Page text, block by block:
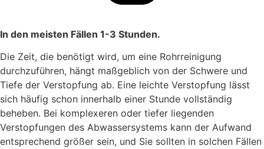
In den meisten Fällen 1-3 Stunden.
Die Zeit, die benötigt wird, um eine Rohrreinigung
durchzuführen, hängt maßgeblich von der Schwere und
Tiefe der Verstopfung ab. Eine leichte Verstopfung lässt
sich häufig schon innerhalb einer Stunde vollständig
beheben. Bei komplexeren oder tiefer liegenden
Verstopfungen des Abwassersystems kann der Aufwand
entsprechend größer sein, und Sie sollten in solchen Fällen